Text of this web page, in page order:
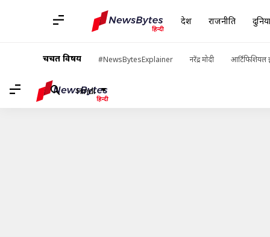
देश राजनीति
चर्चित विषय #NewsBytesExplainer नरेंद्र मोदी
Hindi
खबरें देश की खबरें / फिर लड़ाकू विमान उड़ा सकेंगे विंग कमांडर